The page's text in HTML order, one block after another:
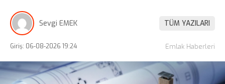
Sevgi EMEK TÜM YAZILARI
Giriş: 06-08-2026 19:24 Emlak Haberleri